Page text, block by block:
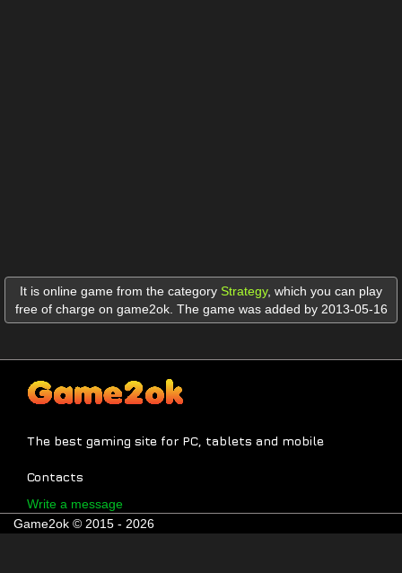
It is online game from the category Strategy, which you can play
free of charge on game2ok. The game was added by 2013-05-16
The best gaming site for PC, tablets and mobile
Contacts
Write a message
Game2ok © 2015 - 2026